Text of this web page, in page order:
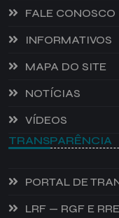
FALE CONOSCO
INFORMATIVOS
MAPA DO SITE
NOTÍCIAS
VÍDEOS
TRANSPARÊNCIA
PORTAL DE
LRF — RGF E